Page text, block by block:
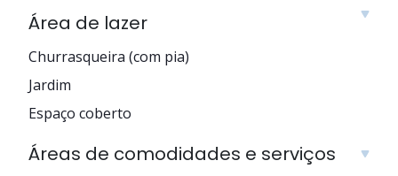
Área de lazer
Churrasqueira (com pia)
Jardim
Espaço coberto
Áreas de comodidades e serviços